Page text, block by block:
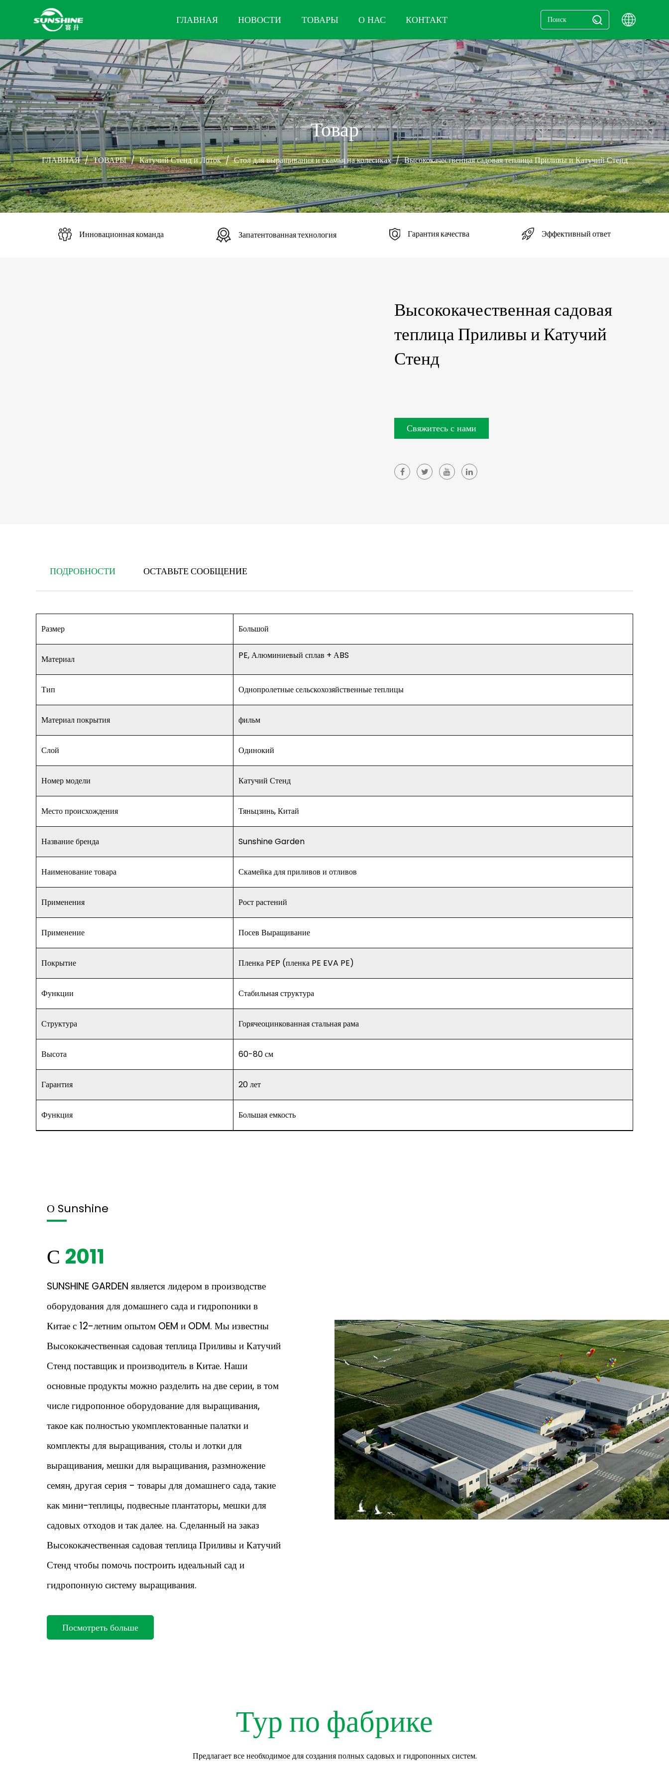
ГЛАВНАЯ НОВОСТИ ТОВАРЫ О НАС КОНТАКТ
Товар
ГЛАВНАЯ / ТОВАРЫ / Катучий Стенд и Лоток / Стол для выращивания и скамья на колесиках / Высококачественная садовая теплица Приливы и Катучий Стенд
Инновационная команда Запатентованная технология Гарантия качества Эффективный ответ
Высококачественная садовая
теплица Приливы и Катучий
Стенд
Свяжитесь с нами
ПОДРОБНОСТИ ОСТАВЬТЕ СООБЩЕНИЕ
Размер Большой
Материал PE, Алюминиевый сплав + АBS
Тип Однопролетные сельскохозяйственные теплицы
Материал покрытия фильм
Слой Одинокий
Номер модели Катучий Стенд
Место происхождения Тяньцзинь, Китай
Название бренда Sunshine Garden
Наименование товара Скамейка для приливов и отливов
Применения Рост растений
Применение Посев Выращивание
Покрытие Пленка PEP (пленка PE EVA PE)
Функции Стабильная структура
Структура Горячеоцинкованная стальная рама
Высота 60-80 см
Гарантия 20 лет
Функция Большая емкость
О Sunshine
С 2011
SUNSHINE GARDEN является лидером в производстве
оборудования для домашнего сада и гидропоники в
Китае с 12-летним опытом OEM и ODM. Мы известны
Высококачественная садовая теплица Приливы и Катучий
Стенд поставщики производитель в Китае. Наши
основные продукты можно разделить на две серии, в том
числе гидропонное оборудование для выращивания,
такое как полностью укомплектованные палатки и
комплекты для выращивания, столы и лотки для
выращивания, мешки для выращивания, размножение
семян, другая серия - товары для домашнего сада, такие
как мини-теплицы, подвесные плантаторы, мешки для
садовых отходов и так далее. на.Сделанный на заказ
Высококачественная садовая теплица Приливы и Катучий
Стендчтобы помочь построить идеальный сад и
гидропонную систему выращивания.
Посмотреть больше
Тур по фабрике
Предлагает все необходимое для создания полных садовых и гидропонных систем.